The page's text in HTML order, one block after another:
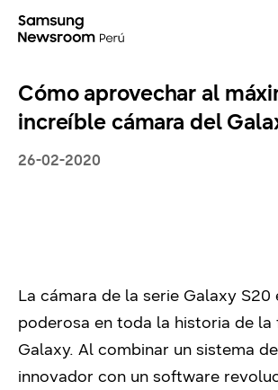
Cómo aprovechar al
increíble cámara del
26-02-2020
La cámara de la serie Galaxy S20
poderosa en toda la historia de la
Galaxy. Al combinar un sistema
innovador con un software